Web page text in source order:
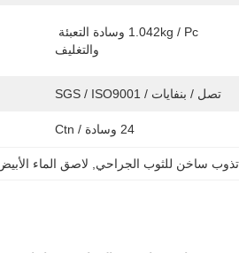
والتغليف
تصل / بنفايات / SGS / ISO9001
24 وسادة / Ctn
تذوب ساخن للثوب الجراحي لاصق الماء